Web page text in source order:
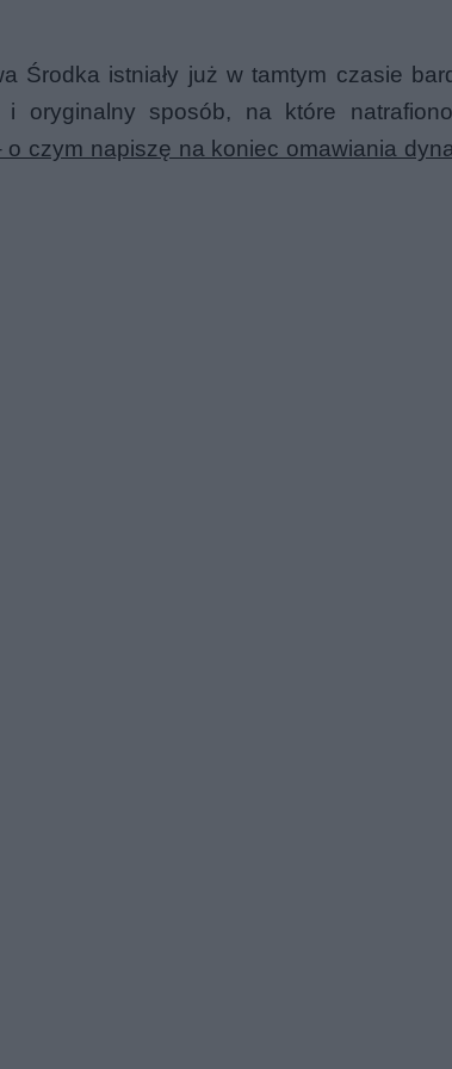
Środka istniały już w tamtym czasie
i oryginalny sposób, na które
czym napiszę na koniec omawiania